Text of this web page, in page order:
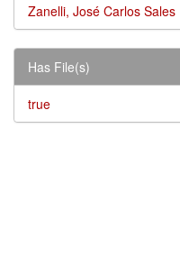
Zanelli, José Carlos Sales
Has File(s)
true